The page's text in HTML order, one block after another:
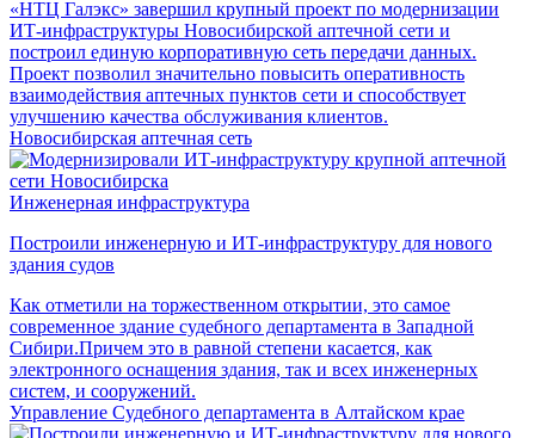
«НТЦ Галэкс» завершил крупный проект по модернизации
ИТ-инфраструктуры Новосибирской аптечной сети и
построил единую корпоративную сеть передачи данных.
Проект позволил значительно повысить оперативность
взаимодействия аптечных пунктов сети и способствует
улучшению качества обслуживания клиентов.
Новосибирская аптечная сеть
Инженерная инфраструктура
Построили инженерную и ИТ-инфраструктуру для нового
здания судов
Как отметили на торжественном открытии, это самое
современное здание судебного департамента в Западной
Сибири.Причем это в равной степени касается, как
электронного оснащения здания, так и всех инженерных
систем, и сооружений.
Управление Судебного департамента в Алтайском крае